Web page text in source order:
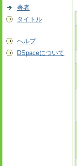
著者
タイトル
ヘルプ
DSpaceについて